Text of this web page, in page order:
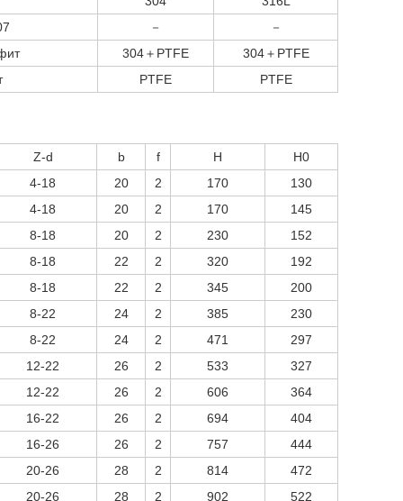
－
－
304＋PTFE
304＋PTFE
PTFE PTFE
Z-d b f H
H0
4-18
20 2 170
130
4-18
20 2 170
145
8-18
20 2 230
152
8-18
22 2 320
192
8-18
22 2 345
200
8-22
24 2 385
230
8-22
24 2 471
297
12-22
26 2 533
327
12-22
26 2 606
364
16-22
26 2 694
404
16-26
26 2 757
444
20-26
28 2 814
472
20-26
28 2 902 522